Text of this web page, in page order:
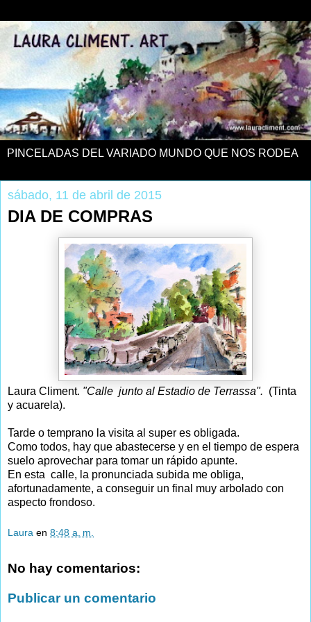
PINCELADAS DEL VARIADO MUNDO QUE NOS RODEA
sábado, 11 de abril de 2015
DIA DE COMPRAS
Laura Climent. "Calle junto al Estadio de Terrassa". (Tinta
y acuarela).
Tarde o temprano la visita al super es obligada.
Como todos, hay que abastecerse y en el tiempo de espera
suelo aprovechar para tomar un rápido apunte.
En esta calle, la pronunciada subida me obliga,
afortunadamente, a conseguir un final muy arbolado con
aspecto frondoso.
Laura en 8:48 a. m.
No hay comentarios:
Publicar un comentario